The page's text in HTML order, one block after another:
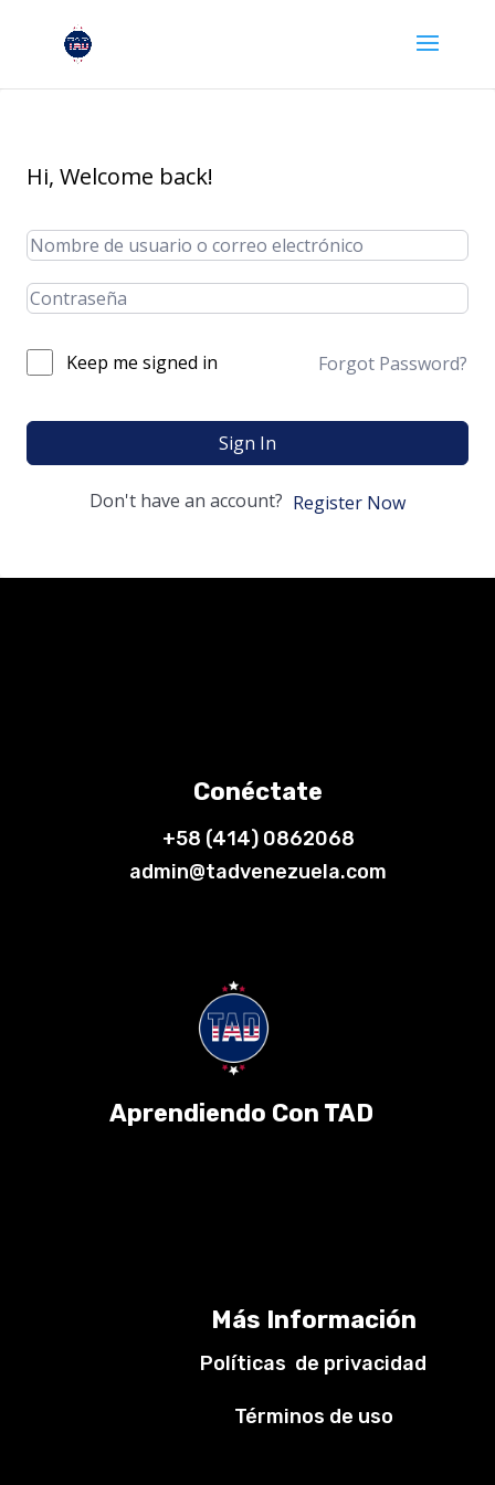
Hi, Welcome back!
Keep me signed in Forgot Password?
Sign In
Don't have an account? Register Now
Conéctate
+58 (414) 0862068
admin@tadvenezuela.com
Aprendiendo Con TAD
Más Información
Políticas de privacidad
Términos de uso